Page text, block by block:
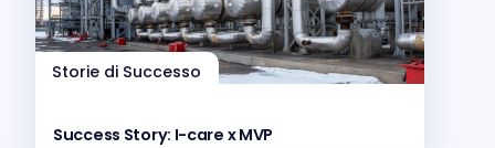
I-CARE GROUP
I-CARE ELECTRONICS
MECOTEC
TECHNICAL ASSOCIATES
Storie di Successo
Success Story: I-care x MVP